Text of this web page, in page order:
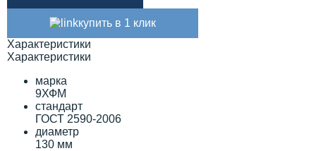
купить в 1 клик
Характеристики
Характеристики
марка
9ХФМ
стандарт
ГОСТ 2590-2006
диаметр
130 мм